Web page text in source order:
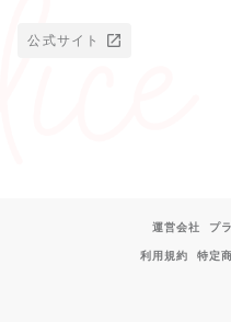
公式サイト
運営会社
プ
利用規約
特定